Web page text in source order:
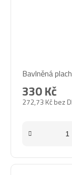
Bavlněná
272,73 Kč bez
330 Kč